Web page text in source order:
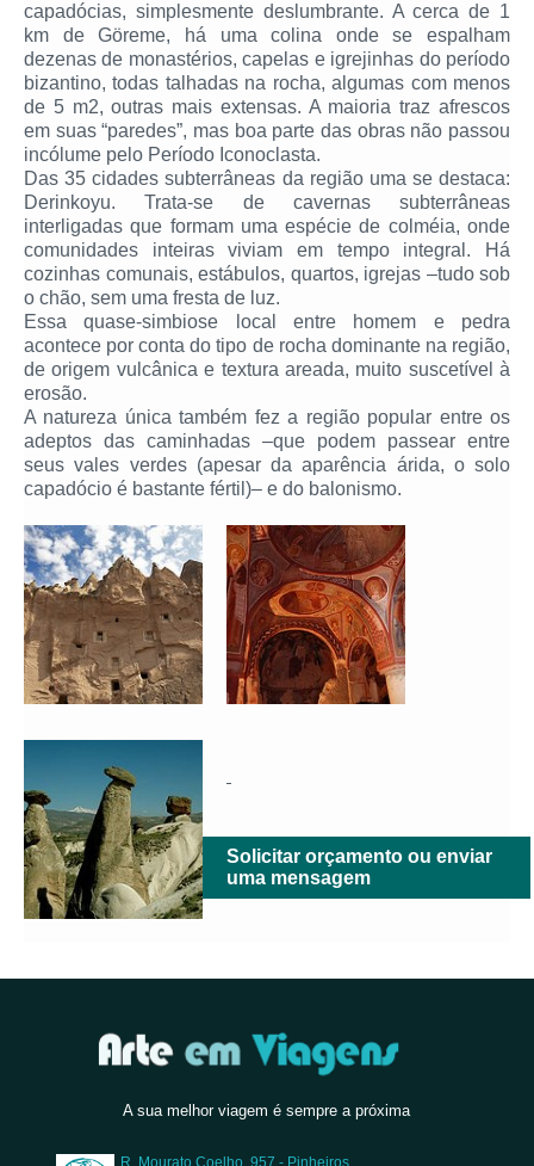
capadócias, simplesmente deslumbrante. A cerca de 1
km de Göreme, há uma colina onde se espalham
dezenas de monastérios, capelas e igrejinhas do período
bizantino, todas talhadas na rocha, algumas com menos
de 5 m2, outras mais extensas. A maioria traz afrescos
em suas “paredes”, mas boa parte das obras não passou
incólume pelo Período Iconoclasta.
Das 35 cidades subterrâneas da região uma se destaca:
Derinkoyu. Trata-se de cavernas subterrâneas
interligadas que formam uma espécie de colméia, onde
comunidades inteiras viviam em tempo integral. Há
cozinhas comunais, estábulos, quartos, igrejas –tudo sob
o chão, sem uma fresta de luz.
Essa quase-simbiose local entre homem e pedra
acontece por conta do tipo de rocha dominante na região,
de origem vulcânica e textura areada, muito suscetível à
erosão.
A natureza única também fez a região popular entre os
adeptos das caminhadas –que podem passear entre
seus vales verdes (apesar da aparência árida, o solo
capadócio é bastante fértil)– e do balonismo.
Solicitar orçamento ou enviar
uma mensagem
A sua melhor viagem é sempre a próxima
R. Mourato Coelho, 957 - Pinheiros,